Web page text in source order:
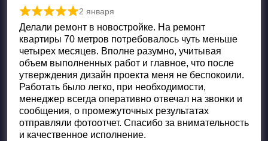
Оценка из 5
2 января
Делали ремонт в новостройке. На ремонт
квартиры 70 метров потребовалось чуть меньше
четырех месяцев. Вполне разумно, учитывая
объем выполненных работ и главное, что после
утверждения дизайн проекта меня не беспокоили.
Работать было легко, при необходимости,
менеджер всегда оперативно отвечал на звонки и
сообщения, о промежуточных результатах
отправляли фотоотчет. Спасибо за внимательность
и качественное исполнение.